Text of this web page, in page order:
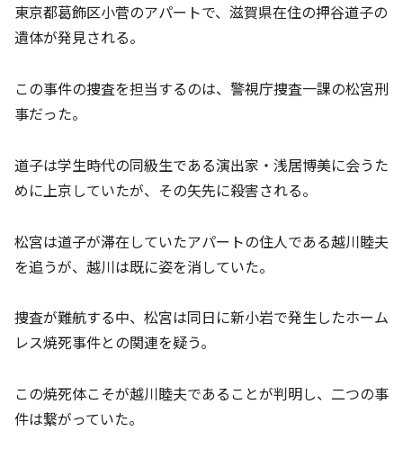
東京都葛飾区小菅のアパートで、滋賀県在住の押谷道子の
遺体が発見される。
この事件の捜査を担当するのは、警視庁捜査一課の松宮刑
事だった。
道子は学生時代の同級生である演出家・浅居博美に会うた
めに上京していたが、その矢先に殺害される。
松宮は道子が滞在していたアパートの住人である越川睦夫
を追うが、越川は既に姿を消していた。
捜査が難航する中、松宮は同日に新小岩で発生したホーム
レス焼死事件との関連を疑う。
この焼死体こそが越川睦夫であることが判明し、二つの事
件は繋がっていた。